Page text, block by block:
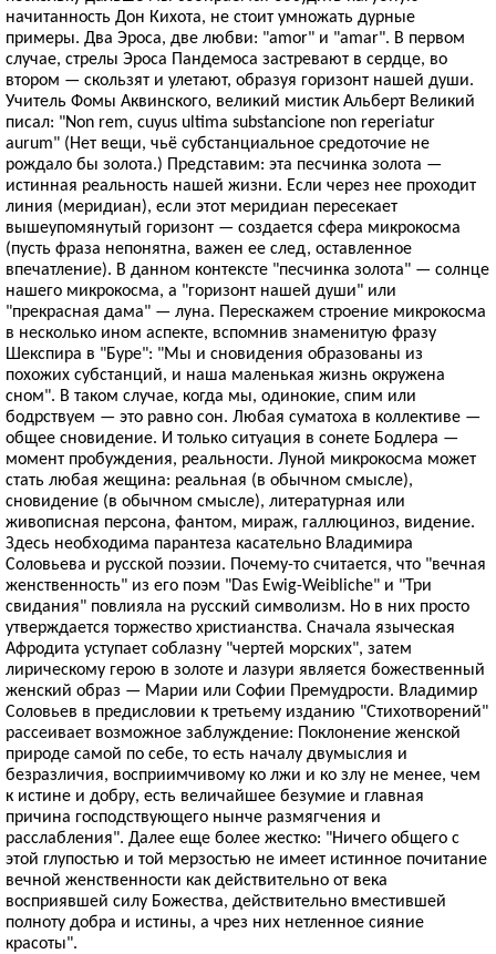
начитанность Дон Кихота, не стоит умножать дурные
примеры. Два Эроса, две любви: "amor" и "amar". В первом
случае, стрелы Эроса Пандемоса застревают в сердце, во
втором — скользят и улетают, образуя горизонт нашей души.
Учитель Фомы Аквинского, великий мистик Альберт Великий
писал: "Non rem, cuyus ultima substancione non reperiatur
aurum" (Нет вещи, чьё субстанциальное средоточие не
рождало бы золота.) Представим: эта песчинка золота —
истинная реальность нашей жизни. Если через нее проходит
линия (меридиан), если этот меридиан пересекает
вышеупомянутый горизонт — создается сфера микрокосма
(пусть фраза непонятна, важен ее след, оставленное
впечатление). В данном контексте "песчинка золота" — солнце
нашего микрокосма, а "горизонт нашей души" или
"прекрасная дама" — луна. Перескажем строение микрокосма
в несколько ином аспекте, вспомнив знаменитую фразу
Шекспира в "Буре": "Мы и сновидения образованы из
похожих субстанций, и наша маленькая жизнь окружена
сном". В таком случае, когда мы, одинокие, спим или
бодрствуем — это равно сон. Любая суматоха в коллективе —
общее сновидение. И только ситуация в сонете Бодлера —
момент пробуждения, реальности. Луной микрокосма может
стать любая жещина: реальная (в обычном смысле),
сновидение (в обычном смысле), литературная или
живописная персона, фантом, мираж, галлюциноз, видение.
Здесь необходима парантеза касательно Владимира
Соловьева и русской поэзии. Почему-то считается, что "вечная
женственность" из его поэм "Das Ewig-Weibliche" и "Три
свидания" повлияла на русский символизм. Но в них просто
утверждается торжество христианства. Сначала языческая
Афродита уступает соблазну "чертей морских", затем
лирическому герою в золоте и лазури является божественный
женский образ — Марии или Софии Премудрости. Владимир
Соловьев в предисловии к третьему изданию "Стихотворений"
рассеивает возможное заблуждение: Поклонение женской
природе самой по себе, то есть началу двумыслия и
безразличия, восприимчивому ко лжи и ко злу не менее, чем
к истине и добру, есть величайшее безумие и главная
причина господствующего нынче размягчения и
расслабления". Далее еще более жестко: "Ничего общего с
этой глупостью и той мерзостью не имеет истинное почитание
вечной женственности как действительно от века
восприявшей силу Божества, действительно вместившей
полноту добра и истины, а чрез них нетленное сияние
красоты".